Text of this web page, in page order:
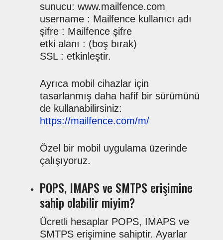
sunucu: www.mailfence.com
username : Mailfence kullanıcı adı
şifre : Mailfence şifre
etki alanı : (boş bırak)
SSL : etkinleştir.
Ayrıca mobil cihazlar için
tasarlanmış daha hafif bir sürümünü
de kullanabilirsiniz:
https://mailfence.com/m/
Özel bir mobil uygulama üzerinde
çalışıyoruz.
POPS, IMAPS ve SMTPS erişimine
sahip olabilir miyim?
Ücretli hesaplar POPS, IMAPS ve
SMTPS erişimine sahiptir. Ayarlar